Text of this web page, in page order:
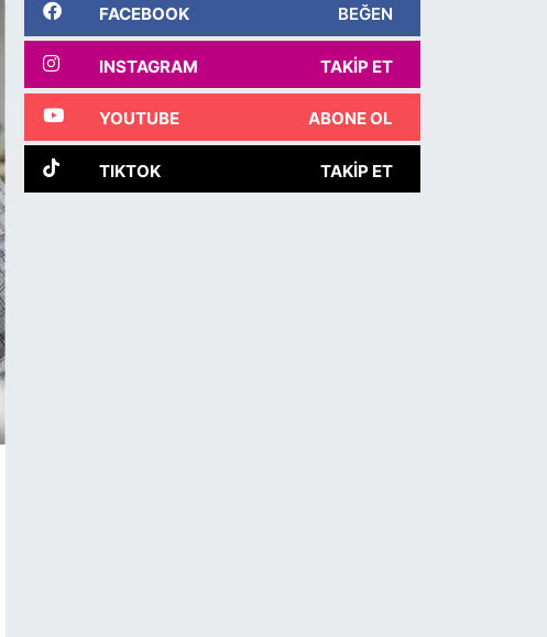
FACEBOOK BEĞEN
INSTAGRAM TAKIP ET
YOUTUBE ABONE OL
TIKTOK TAKIP ET